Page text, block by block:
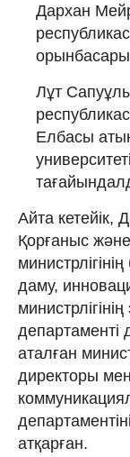
Дархан
Лұт
Елбасы
Айта кетейік,
Қорғаныс
даму,
аталған
директоры
атқарған.